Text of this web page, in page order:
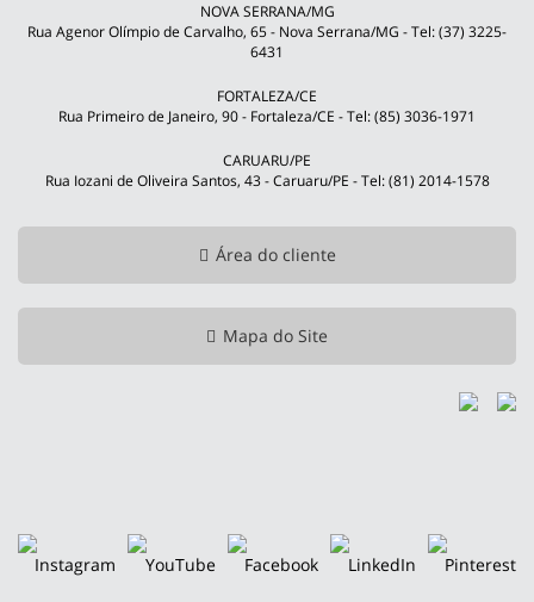
NOVA SERRANA/MG
Rua Agenor Olímpio de Carvalho, 65 - Nova Serrana/MG - Tel: (37) 3225-
6431
FORTALEZA/CE
Rua Primeiro de Janeiro, 90 - Fortaleza/CE - Tel: (85) 3036-1971
CARUARU/PE
Rua Iozani de Oliveira Santos, 43 - Caruaru/PE - Tel: (81) 2014-1578
Área do cliente
Mapa do Site